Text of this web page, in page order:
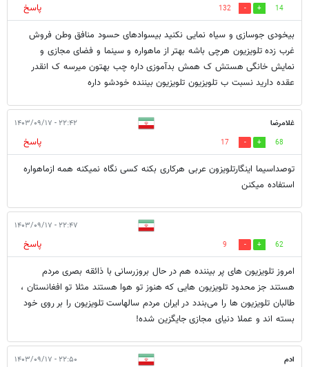
14
132
پاسخ
بیخودی جوسازی و سیاه نمایی نکنید بیسوادهای حسود منافق وطن فروش
غرب زده تلویزیون هرچی باشه بهتر از ماهواره و سینما و فضای مجازی و
نمایش خانگی هستش ک همش بدآموزی داره چب بهتون میرسه ک انقدر
عقده دارید نسبت ب تلویزیون تلویزیون بیننده خودشو داره
غلامرضا ۲۲:۴۲ - ۱۴۰۳/۰۹/۱۷
68
17
پاسخ
توصداسیما اینگارتلویزون عربی هرکاری بکنه کسی نگاه نمیکنه همه ازماهواره
استفاده میکنن
۲۲:۴۷ - ۱۴۰۳/۰۹/۱۷
62
9
پاسخ
امروز تلویزیون های پر بیننده هم در حال بروزرسانی با ذائقه بصری مردم
هستند جز محدود تلویزیون هایی که هنوز تو هوا هستند مثلا تو افغانستان ،
طالبان تلویزیون ها را می‌بندد در ایران مردم سالهاست تلویزیون را بر روی خود
بسته اند و عملا دنیای مجازی جایگزین شده!
ادم ۲۲:۵۰ - ۱۴۰۳/۰۹/۱۷